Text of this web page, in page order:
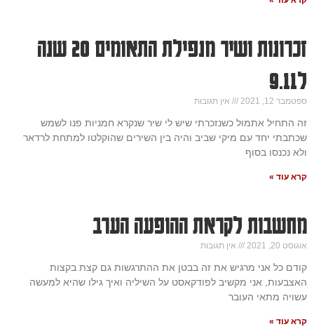
זכרונות ושיר מנפילת התאומים 20 שנה
ל9.11
ספטמבר 12, 2021 אין תגובות
זה התחיל אתמול כשנזכרתי שיש לי שיר שנקרא חמניות פנו לשמש
שכתבתי יחד עם מיקי שביב והיה בין השירים שהוקלטו למתחת לרדאר
ולא נכנסו בסוף
קרא עוד »
מחשבות לקראת ההופעה הערב
אוגוסט 20, 2021 אין תגובות
קודם כל אני מרגיש את זה בבטן את ההתרגשות גם קצת בקצות
האצבעות, אני מקשיב לפודקאסט על השיליה ואיך גילו שהיא למעשה
עשויה מתאי העובר
קרא עוד »